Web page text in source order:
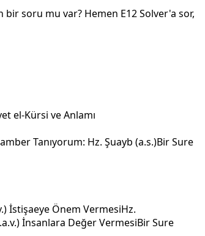
bir soru mu var? Hemen E12 Solver'a sor,
el-Kürsi ve Anlamı
Tanıyorum: Hz. Şuayb (a.s.)Bir Sure
İstişaeye Önem VermesiHz.
İnsanlara Değer VermesiBir Sure